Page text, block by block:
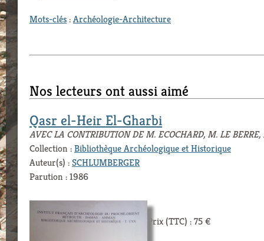
Mots-clés:Archéologie-Architecture
Nos lecteurs ont aussi aimé
Qasr el-Heir El-Gharbi
AVEC LA CONTRIBUTION DE M. ECOCHARD, M. LE BERRE,
Collection :Bibliothèque Archéologique et Historique
Auteur(s) :SCHLUMBERGER
Parution : 1986
Prix (TTC) : 75 €